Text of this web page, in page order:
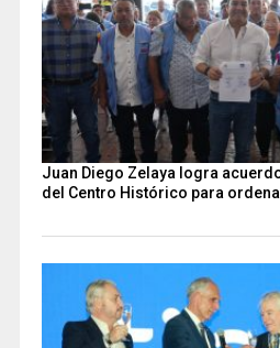
Juan Diego Zelaya logra
del Centro Histórico para